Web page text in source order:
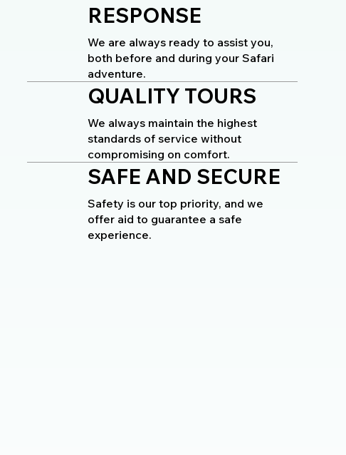
RESPONSE
We are always ready to assist you,
both before and during your Safari
adventure.
QUALITY TOURS
We always maintain the highest
standards of service without
compromising on comfort.
SAFE AND SECURE
Safety is our top priority, and we
offer aid to guarantee a safe
experience.